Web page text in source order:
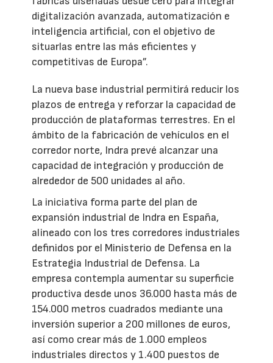
digitalización avanzada, automatización e
inteligencia artificial, con el objetivo de
situarlas entre las más eficientes y
competitivas de Europa”.
La nueva base industrial permitirá reducir los
plazos de entrega y reforzar la capacidad de
producción de plataformas terrestres. En el
ámbito de la fabricación de vehículos en el
corredor norte, Indra prevé alcanzar una
capacidad de integración y producción de
alrededor de 500 unidades al año.
La iniciativa forma parte del plan de
expansión industrial de Indra en España,
alineado con los tres corredores industriales
definidos por el Ministerio de Defensa en la
Estrategia Industrial de Defensa. La
empresa contempla aumentar su superficie
productiva desde unos 36.000 hasta más de
154.000 metros cuadrados mediante una
inversión superior a 200 millones de euros,
así como crear más de 1.000 empleos
industriales directos y 1.400 puestos de